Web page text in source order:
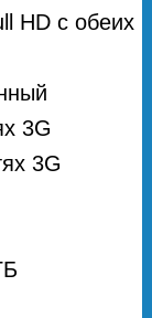
HD с обеих
3G
3G